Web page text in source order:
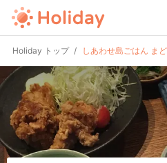
Holiday トップ しあわせ島ごはん ま